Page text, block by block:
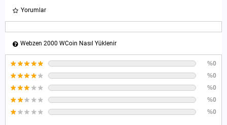
Yorumlar
Webzen 2000 WCoin Nasıl Yüklenir
%0
%0
%0
%0
%0